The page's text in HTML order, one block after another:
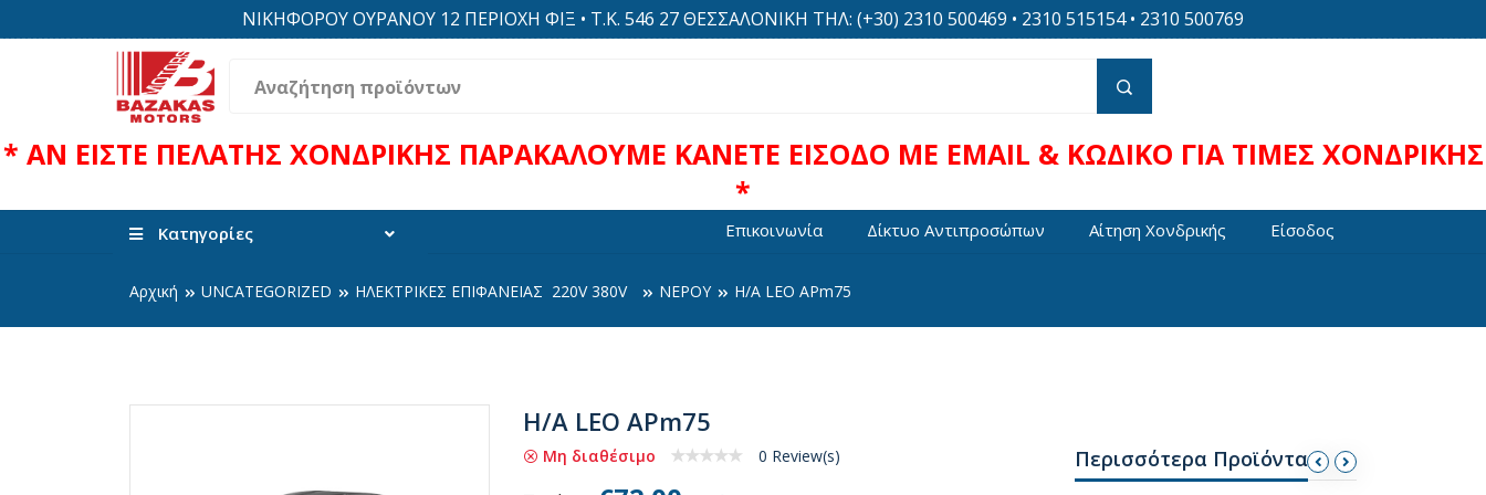
ΝΙΚΗΦΟΡΟΥ ΟΥΡΑΝΟΥ 12 ΠΕΡΙΟΧΗ ΦΙΞ • Τ.Κ. 546 27 ΘΕΣΣΑΛΟΝΙΚΗ ΤΗΛ: (+30) 2310 500469 • 2310 515154 • 2310 500769
* ΑΝ ΕΙΣΤΕ ΠΕΛΑΤΗΣ ΧΟΝΔΡΙΚΗΣ ΠΑΡΑΚΑΛΟΥΜΕ ΚΑΝΕΤΕ ΕΙΣΟΔΟ ΜΕ EMAIL & ΚΩΔΙΚΟ ΓΙΑ ΤΙΜΕΣ ΧΟΝΔΡΙΚΗΣ
*
Κατηγορίες Επικοινωνία Δίκτυο Αντιπροσώπων Αίτηση Χονδρικής Είσοδος
Αρχική UNCATEGORIZED ΗΛΕΚΤΡΙΚΕΣ ΕΠΙΦΑΝΕΙΑΣ 220V 380V ΝΕΡΟΥ H/A LEO APm75
H/A LEO APm75
Μη διαθέσιμο 0 Review(s) Περισσότερα Προϊόντα